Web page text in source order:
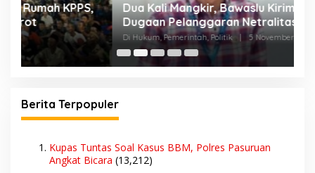
Dua Kali Mangkir, Bawaslu Kirim Rekom
Dugaan Pelanggaran Netralitas PJ Kades
Karangasem ke BKN Jakarta
Di Hukum, Pemerintah, Politik | 5 November 2024
Berita Terpopuler
Kupas Tuntas Soal Kasus BBM, Polres Pasuruan
Angkat Bicara (13,212)